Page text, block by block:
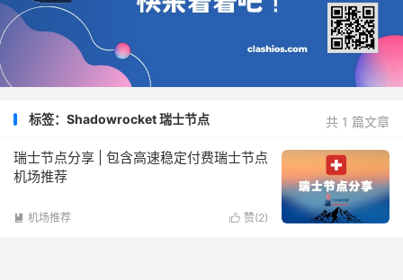
共 1 篇文章
标签：Shadowrocket 瑞士节点
瑞士节点分享 | 包含高速稳定付费瑞士节点
机场推荐
 赞(2)
 机场推荐